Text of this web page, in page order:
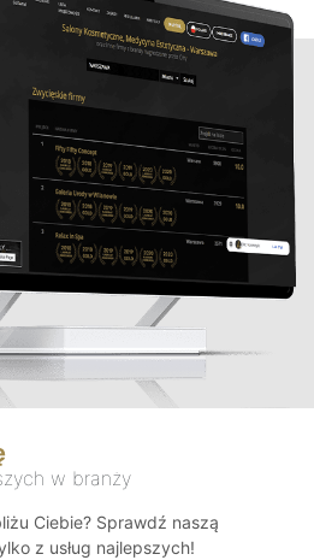
w branży
Ciebie? Sprawdź naszą
z usług najlepszych!